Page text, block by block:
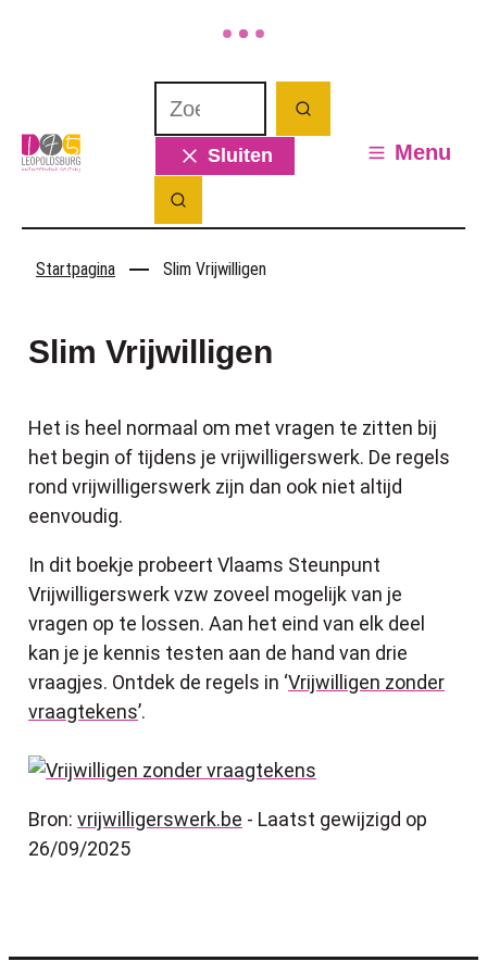
Leopoldsburg
Zoeken
Sluiten
Zoek tonen / verbergen
Menu
Startpagina Slim Vrijwilligen
Slim Vrijwilligen
Het is heel normaal om met vragen te zitten bij
het begin of tijdens je vrijwilligerswerk. De regels
rond vrijwilligerswerk zijn dan ook niet altijd
eenvoudig.
In dit boekje probeert Vlaams Steunpunt
Vrijwilligerswerk vzw zoveel mogelijk van je
vragen op te lossen. Aan het eind van elk deel
kan je je kennis testen aan de hand van drie
vraagjes. Ontdek de regels in ‘Vrijwilligen zonder
vraagtekens’.
Bron: vrijwilligerswerk.be - Laatst gewijzigd op
26/09/2025